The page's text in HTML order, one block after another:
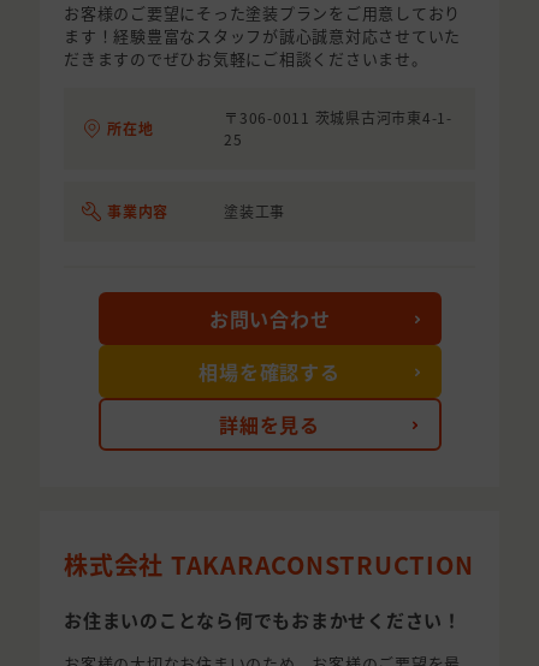
お客様のご要望にそった塗装プランをご用意しており
ます！経験豊富なスタッフが誠心誠意対応させていた
だきますのでぜひお気軽にご相談くださいませ。
所在地
〒306-0011 茨城県古河市東4-1-
25
事業内容 塗装工事
詳細を見る
お問い合わせ
相場を確認する
株式会社 TAKARACONSTRUCTION
お住まいのことなら何でもおまかせください！